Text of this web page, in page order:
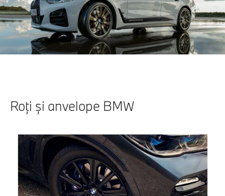
Roţi şi anvelope BMW